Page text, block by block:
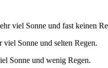
viel Sonne und fast keinen
viel Sonne und selten Regen.
Sonne und wenig Regen.